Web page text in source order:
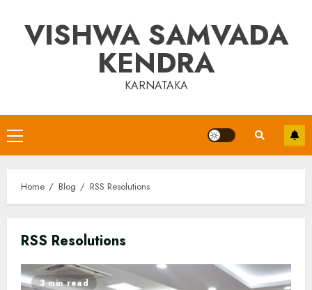
contentVISHWA SAMVADA
KENDRA
KARNATAKA
Primary
Menu
Home Blog RSS Resolutions
RSS Resolutions
3 min read